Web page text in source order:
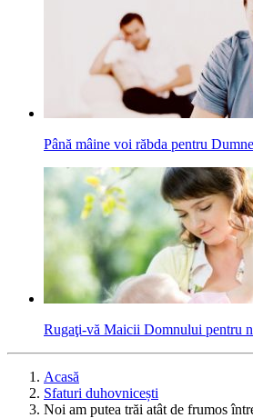
Până mâine voi răbda pentru
Rugaţi-vă Maicii Domnului pentru
Acasă
Sfaturi duhovnicești
Noi am putea trăi atât de frumos